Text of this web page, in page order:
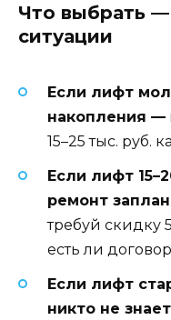
Что выбрать —
ситуации
Если лифт
накопления —
15–25 тыс. руб.
Если лифт
ремонт
требуй скидку
есть ли
Если лифт
никто не